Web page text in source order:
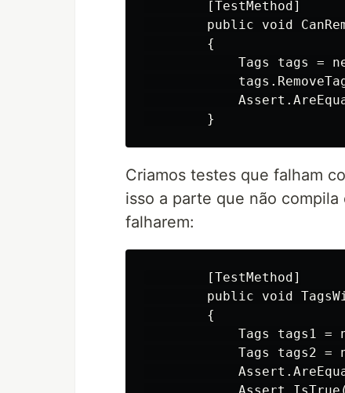
        [TestMethod]
public void
        {
Tags tags =
Criamos testes que falham
isso a parte que não
falharem:
        [TestMethod]
public void
        {
Tags tags1 =
Tags tags2 =